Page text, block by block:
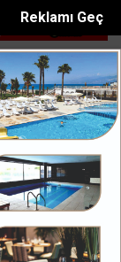
Reklamı Geç
6 metrelik